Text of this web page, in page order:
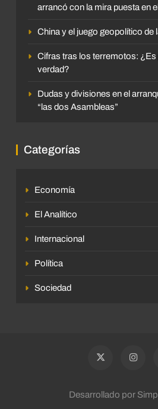
arrancó con la mira puesta en
China y el juego geopolítico de
Cifras tras los terremotos: ¿Es
verdad?
Dudas y divisiones en el
“las dos Asambleas”
Categorías
Economía
El Analítico
Internacional
Política
Sociedad
Desarrollado por